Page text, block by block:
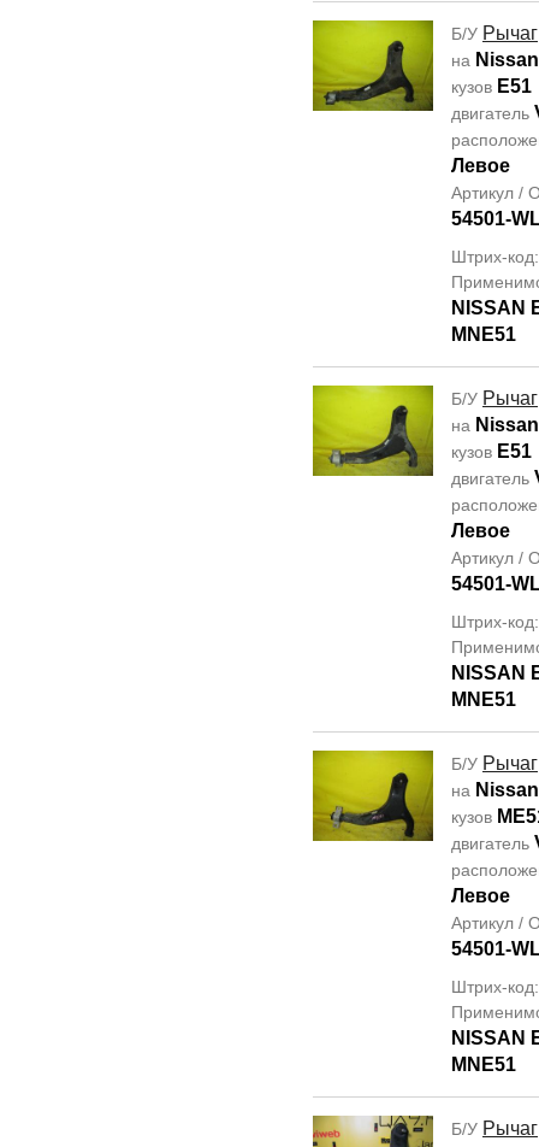
Б/У Рычаг
на
кузов E51
двигатель
Левое
Артикул /
54501-
Штрих-
NISSAN
MNE51
Б/У Рычаг
на
кузов E51
двигатель
Левое
Артикул /
54501-
Штрих-
NISSAN
MNE51
Б/У Рычаг
на
кузов
двигатель
Левое
Артикул /
54501-
Штрих-
NISSAN
MNE51
Б/У Рычаг